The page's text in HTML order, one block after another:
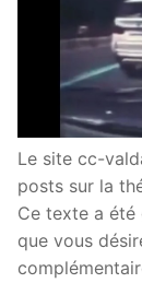
Le site cc-
posts sur la
Ce texte a été
que vous